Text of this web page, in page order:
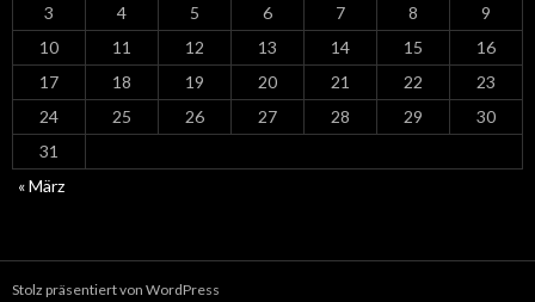
3
4 5 6 7 8
9
10
11 12 13 14 15
16
17
18 19 20 21 22
23
24
25 26 27 28 29
30
31
« März
Stolz präsentiert von WordPress